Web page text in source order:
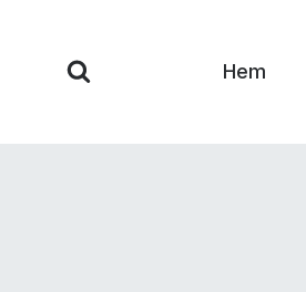
innehåll
Hem